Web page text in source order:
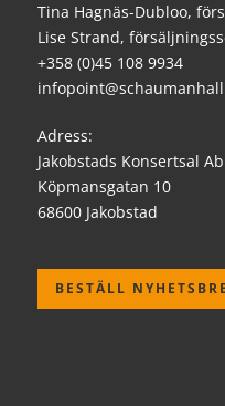
Tina Hagnäs-Dubloo,
Lise Strand,
+358 (0)45 108 9934
Adress:
Jakobstads Konsertsal Ab
Köpmansgatan 10
68600 Jakobstad
BESTÄLL